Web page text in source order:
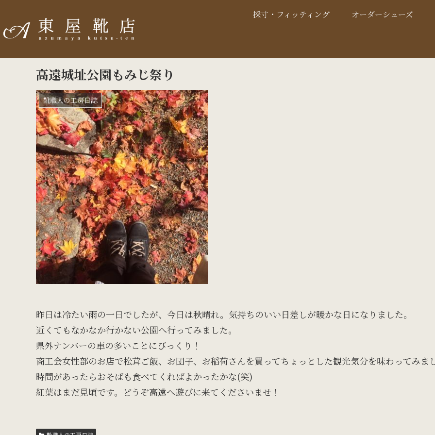
採寸・フィッティング オーダーシューズ
高遠城址公園もみじ祭り
靴職人の工房日誌
昨日は冷たい雨の一日でしたが、今日は秋晴れ。気持ちのいい日差しが暖かな日になりました。
近くてもなかなか行かない公園へ行ってみました。
県外ナンバーの車の多いことにびっくり！
商工会女性部のお店で松茸ご飯、お団子、お稲荷さんを買ってちょっとした観光気分を味わってみまし
時間があったらおそばも食べてくればよかったかな(笑)
紅葉はまだ見頃です。どうぞ高遠へ遊びに来てくださいませ！